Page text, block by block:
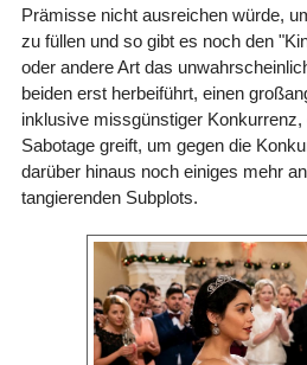
Prämisse nicht ausreichen würde,
zu füllen und so gibt es noch den
oder andere Art das
beiden erst herbeiführt, einen
inklusive missgünstiger
Sabotage greift, um gegen die
darüber hinaus noch einiges mehr
tangierenden Subplots.